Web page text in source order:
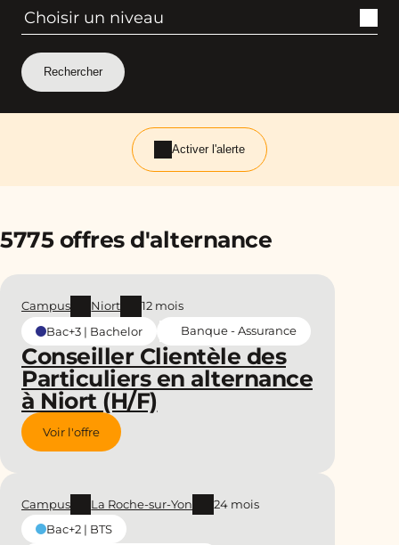
Activer l'alerte
5775 offres d'alternance
Conseiller Clientèle des
Particuliers en alternance
à Niort (H/F)
Campus Niort
12 mois
Bac+3 | Bachelor
Banque - Assurance
Voir l'offre
Campus La Roche-sur-Yon
24 mois
Bac+2 | BTS